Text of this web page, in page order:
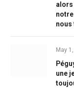
alors
nous
May
une